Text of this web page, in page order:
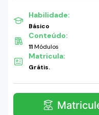
Habilidade:
Básico
Conteúdo:
11Módulos
Matricula:
Grátis.